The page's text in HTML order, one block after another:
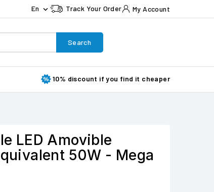
En  Track Your Order My Account
Search
10% discount if you find it cheaper
LED Amovible
50W - Mega